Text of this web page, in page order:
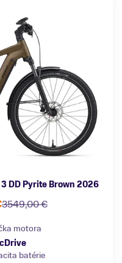
DD Pyrite Brown 2026
3549,00 €
motora
batérie